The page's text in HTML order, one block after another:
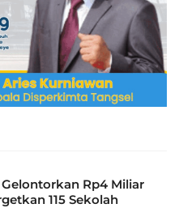
Rp4 Miliar
115 Sekolah